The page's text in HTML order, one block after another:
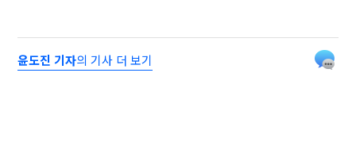
윤도진 기자의 기사 더 보기